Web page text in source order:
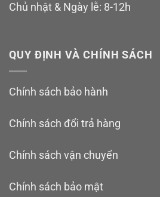
Chủ nhật & Ngày lễ: 8-12h
QUY ĐỊNH VÀ CHÍNH SÁCH
Chính sách bảo hành
Chính sách đổi trả hàng
Chính sách vận chuyển
Chính sách bảo mật